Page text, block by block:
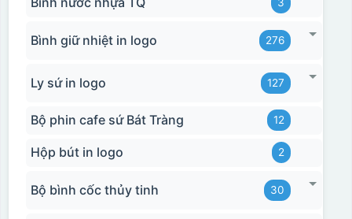
3
Bình giữ nhiệt in logo 276
Ly sứ in logo 127
Bộ phin cafe sứ Bát Tràng 12
Hộp bút in logo 2
Bộ bình cốc thủy tinh 30